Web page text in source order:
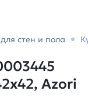
стен и пола
Azori